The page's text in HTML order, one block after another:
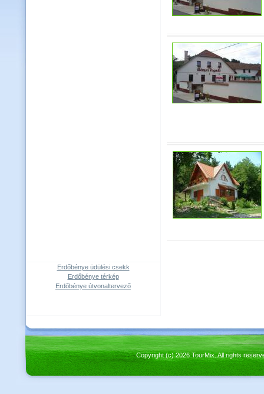
Erdőbénye üdülési csekk
Erdőbénye térkép
Erdőbénye útvonaltervező
Copyright (c) 2026 TourMix. All rights